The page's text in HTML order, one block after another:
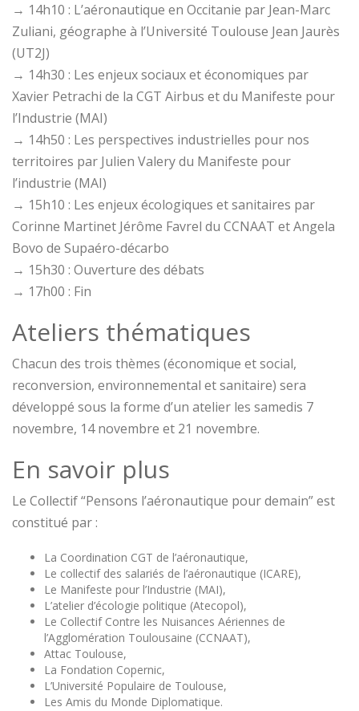
→ 14h10 : L’aéronautique en Occitanie par Jean-Marc
Zuliani, géographe à l’Université Toulouse Jean Jaurès
(UT2J)
→ 14h30 : Les enjeux sociaux et économiques par
Xavier Petrachi de la CGT Airbus et du Manifeste pour
l’Industrie (MAI)
→ 14h50 : Les perspectives industrielles pour nos
territoires par Julien Valery du Manifeste pour
l’industrie (MAI)
→ 15h10 : Les enjeux écologiques et sanitaires par
Corinne Martinet Jérôme Favrel du CCNAAT et Angela
Bovo de Supaéro-décarbo
→ 15h30 : Ouverture des débats
→ 17h00 : Fin
Ateliers thématiques
Chacun des trois thèmes (économique et social,
reconversion, environnemental et sanitaire) sera
développé sous la forme d’un atelier les samedis 7
novembre, 14 novembre et 21 novembre.
En savoir plus
Le Collectif “Pensons l’aéronautique pour demain” est
constitué par :
La Coordination CGT de l’aéronautique,
Le collectif des salariés de l’aéronautique (ICARE),
Le Manifeste pour l’Industrie (MAI),
L’atelier d’écologie politique (Atecopol),
Le Collectif Contre les Nuisances Aériennes de
l’Agglomération Toulousaine (CCNAAT),
Attac Toulouse,
La Fondation Copernic,
L’Université Populaire de Toulouse,
Les Amis du Monde Diplomatique.